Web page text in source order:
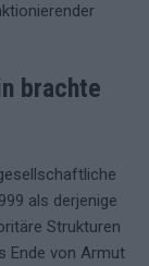
brachte
als derjenige
Strukturen
Ende von Armut